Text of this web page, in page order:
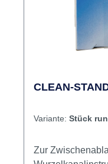
CLEAN-
Variante: Stück
Zur